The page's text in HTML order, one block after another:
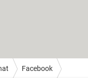
Facebook